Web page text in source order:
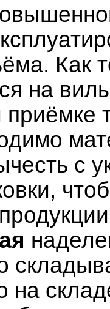
Как
на
приёмке
с
на